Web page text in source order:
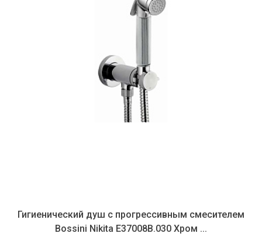
Гигиенический душ с прогрессивным смесителем
Bossini Nikita E37008B.030 Хром ...